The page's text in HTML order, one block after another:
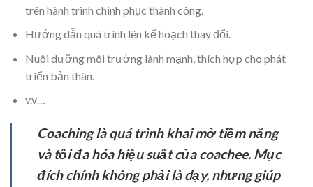
trên hành trình chinh phục thành công.
Hướng dẫn quá trình lên kế hoạch thay đổi.
Nuôi dưỡng môi trường lành mạnh, thích hợp cho phát
triển bản thân.
v.v…
Coaching là quá trình khai mở tiềm năng
và tối đa hóa hiệu suất của coachee. Mục
đích chính không phải là dạy, nhưng giúp